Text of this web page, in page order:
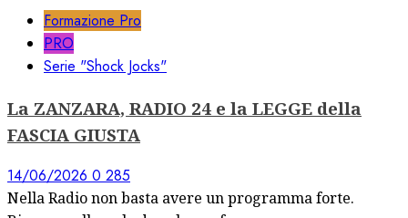
Formazione Pro
PRO
Serie "Shock Jocks"
La ZANZARA, RADIO 24 e la LEGGE della
FASCIA GIUSTA
14/06/2026 0 285
Nella Radio non basta avere un programma forte.